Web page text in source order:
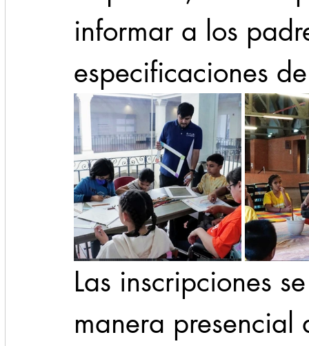
informar a los
especificaciones
Las inscripciones
manera